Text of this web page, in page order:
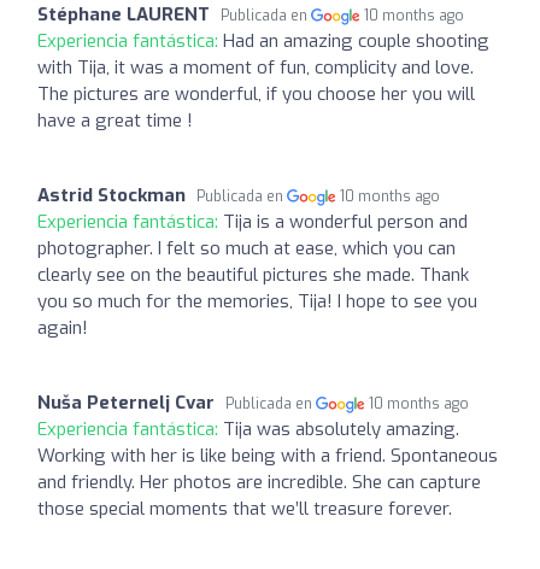
Stéphane LAURENT Publicada en 10 months ago
Experiencia fantástica: Had an amazing couple shooting
with Tija, it was a moment of fun, complicity and love.
The pictures are wonderful, if you choose her you will
have a great time !
Astrid Stockman Publicada en 10 months ago
Experiencia fantástica: Tija is a wonderful person and
photographer. I felt so much at ease, which you can
clearly see on the beautiful pictures she made. Thank
you so much for the memories, Tija! I hope to see you
again!
Nuša Peternelj Cvar Publicada en 10 months ago
Experiencia fantástica: Tija was absolutely amazing.
Working with her is like being with a friend. Spontaneous
and friendly. Her photos are incredible. She can capture
those special moments that we’ll treasure forever.